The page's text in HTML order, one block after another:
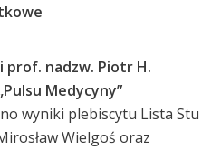
prof. nadzw. Piotr H.
Medycyny”
wyniki plebiscytu Lista Stu
Wielgoś oraz